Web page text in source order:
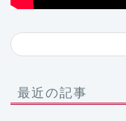
最近の記事